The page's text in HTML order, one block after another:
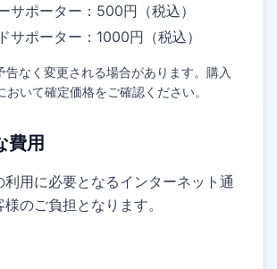
サポーター：500円（税込）
サポーター：1000円（税込）
告なく変更される場合があります。購入
おいて確定価格をご確認ください。
費用
利用に必要となるインターネット通
のご負担となります。